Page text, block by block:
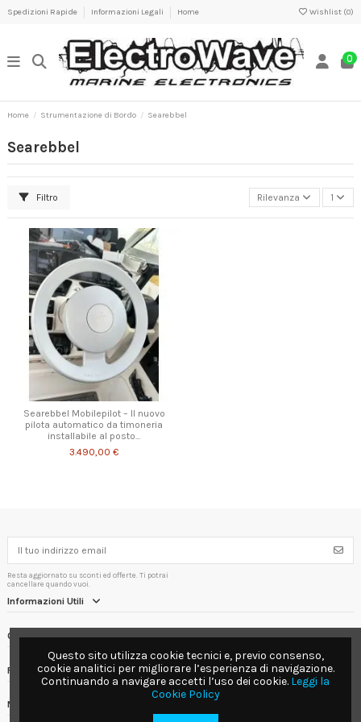
Spedizioni Rapide Informazioni Legali Home Wishlist (0)
0
Home Strumentazione di Bordo Searebbel
Searebbel
Filtro Rilevanza 1
Searebbel Mobilepilot – Il nuovo
pilota automatico da timoneria
installabile al posto...
3.490,00 €
Resta aggiornato su sconti ed offerte. Ti potrai
cancellare quando vuoi.
Informazioni Utili
Contact us
Follow us
Newsletter
Questo sito utilizza cookie tecnici e, previo consenso,
cookie analitici per migliorare l’esperienza di navigazione.
Continuando a navigare accetti l’uso dei cookie. Leggi la
Cookie Policy